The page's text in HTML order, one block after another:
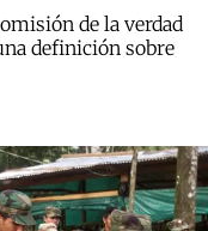
de la verdad
definición sobre